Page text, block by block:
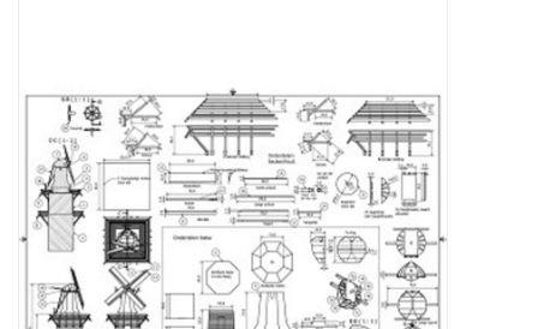
Nieuwe tekeningen
NIEUWE TIJDSCHRIFTEN
ABONNEMENT DE
MODELBOUWER